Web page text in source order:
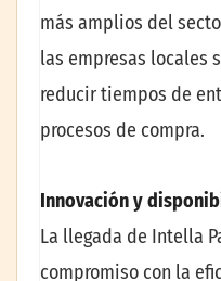
más amplios del
las empresas locales
reducir tiempos de
procesos de compra.
Innovación y
La llegada de Intella
compromiso con la